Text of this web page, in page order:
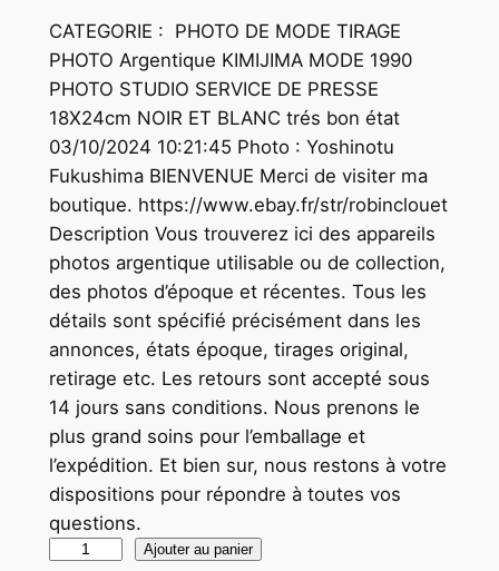
CATEGORIE : PHOTO DE MODE TIRAGE
PHOTO Argentique KIMIJIMA MODE 1990
PHOTO STUDIO SERVICE DE PRESSE
18X24cm NOIR ET BLANC trés bon état
03/10/2024 10:21:45 Photo : Yoshinotu
Fukushima BIENVENUE Merci de visiter ma
boutique. https://www.ebay.fr/str/robinclouet
Description Vous trouverez ici des appareils
photos argentique utilisable ou de collection,
des photos d’époque et récentes. Tous les
détails sont spécifié précisément dans les
annonces, états époque, tirages original,
retirage etc. Les retours sont accepté sous
14 jours sans conditions. Nous prenons le
plus grand soins pour l’emballage et
l’expédition. Et bien sur, nous restons à votre
dispositions pour répondre à toutes vos
questions.
Ajouter au panier